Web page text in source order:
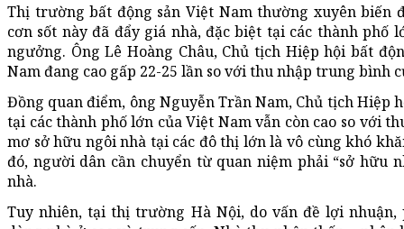
Thị trường bất động sản Việt Nam thường xuyên biến
cơn sốt này đã đẩy giá nhà, đặc biệt tại các thành phố
ngưởng. Ông Lê Hoàng Châu, Chủ tịch Hiệp hội bất
Nam đang cao gấp 22-25 lần so với thu nhập trung bình
Đồng quan điểm, ông Nguyễn Trần Nam, Chủ tịch Hiệp
tại các thành phố lớn của Việt Nam vẫn còn cao so với
mơ sở hữu ngôi nhà tại các đô thị lớn là vô cùng khó
đó, người dân cần chuyển từ quan niệm phải “sở hữu
nhà.
Tuy nhiên, tại thị trường Hà Nội, do vấn đề lợi